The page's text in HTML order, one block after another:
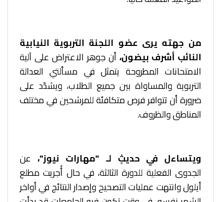
من جهته يرى عضو اللجنة التربوية النيابية
النائب أشرف بيضون،أن جوهر الاعتراض على آلية
الامتحانات المطروحة يتمثل في مسألتي العدالة
التربوية والمساواة بين جميع الطلاب، ويشدّد على
ضرورة أن تتوافر فرص متكافئة للمرشحين في مختلف
المناطق والظروف.
ويتساءل في حديثٍ لـ "مهارات نيوز"، عن
الجدوى الفعلية للدورة الثالثة، في حال أُجريت مطلع
أيلول وانتهت عمليات التصحيح وإصدار النتائج في أواخر